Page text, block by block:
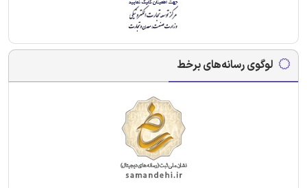
لوگوی رسانه‌های برخط